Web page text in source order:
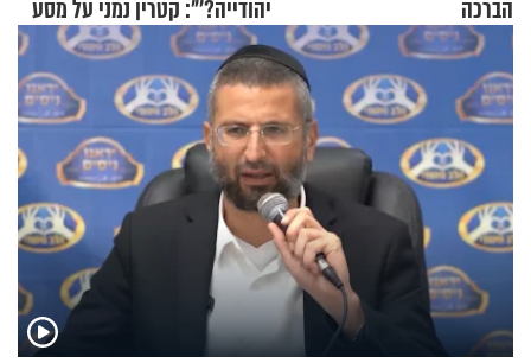
הברכה
יהודייה?'": קטרין נמני על מסע
ההתחזקות המרגש